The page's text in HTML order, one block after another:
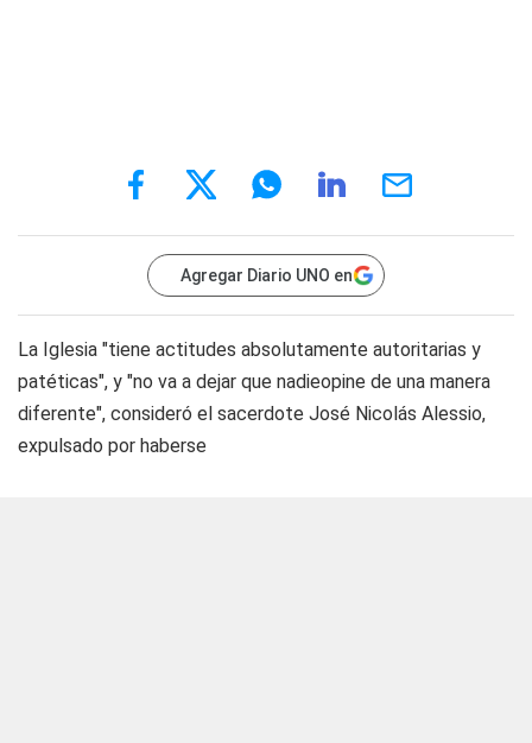
Agregar Diario UNO en
La Iglesia "tiene actitudes absolutamente autoritarias y
patéticas", y "no va a dejar que nadieopine de una manera
diferente", consideró el sacerdote José Nicolás Alessio,
expulsado por haberse